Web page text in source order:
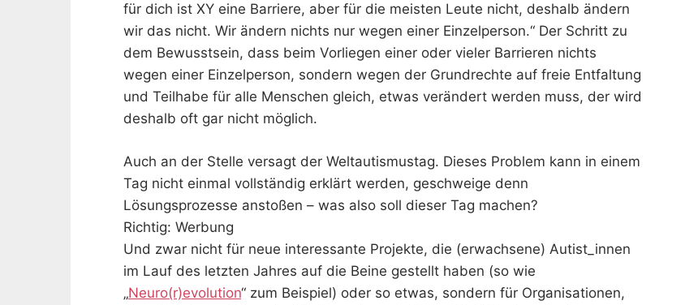
für dich ist XY eine Barriere, aber für die meisten Leute nicht, deshalb ändern
wir das nicht. Wir ändern nichts nur wegen einer Einzelperson.“ Der Schritt zu
dem Bewusstsein, dass beim Vorliegen einer oder vieler Barrieren nichts
wegen einer Einzelperson, sondern wegen der Grundrechte auf freie Entfaltung
und Teilhabe für alle Menschen gleich, etwas verändert werden muss, der wird
deshalb oft gar nicht möglich.
Auch an der Stelle versagt der Weltautismustag. Dieses Problem kann in einem
Tag nicht einmal vollständig erklärt werden, geschweige denn
Lösungsprozesse anstoßen – was also soll dieser Tag machen?
Richtig: Werbung
Und zwar nicht für neue interessante Projekte, die (erwachsene) Autist_innen
im Lauf des letzten Jahres auf die Beine gestellt haben (so wie
„Neuro(r)evolution“ zum Beispiel) oder so etwas, sondern für Organisationen,